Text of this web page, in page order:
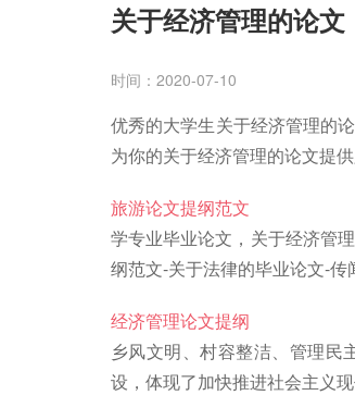
关于经济管理的论文
时间：2020-07-10
优秀的大学生关于经济管理的
为你的关于经济管理的论文提
旅游论文提纲范文
学专业毕业论文，关于经济管
纲范文-关于法律的毕业论文-传
经济管理论文提纲
乡风文明、村容整洁、管理民
设，体现了加快推进社会主义